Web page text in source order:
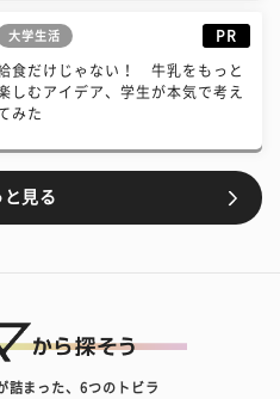
大学生活 PR
食だけじゃない！ 牛乳をもっと
しむアイデア、学生が本気で考え
みた
と見る
詰まった、6つのトビラ